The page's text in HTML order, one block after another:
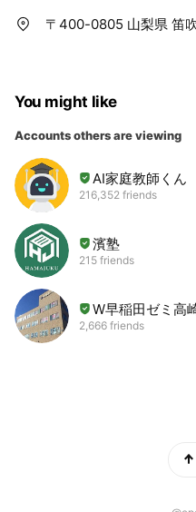
〒400-0805 山梨県 笛
You might like
Accounts others are viewing
AI家庭教師くん
216,352 friends
濱塾
215 friends
W早稲田ゼミ高
2,666 friends